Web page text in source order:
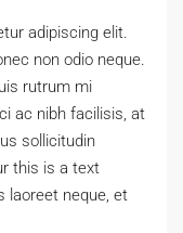
adipiscing elit.
non odio neque.
rutrum mi
ac nibh facilisis, at
sollicitudin
this is a text
laoreet neque, et